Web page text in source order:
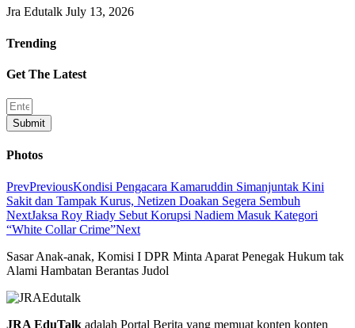
Jra Edutalk July 13, 2026
Trending
Get The Latest
Submit
Photos
PrevPreviousKondisi Pengacara Kamaruddin Simanjuntak Kini
Sakit dan Tampak Kurus, Netizen Doakan Segera Sembuh
NextJaksa Roy Riady Sebut Korupsi Nadiem Masuk Kategori
“White Collar Crime”Next
Sasar Anak-anak, Komisi I DPR Minta Aparat Penegak Hukum tak
Alami Hambatan Berantas Judol
JRA EduTalk adalah Portal Berita yang memuat konten konten